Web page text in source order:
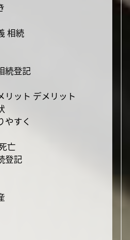
相続
続登記
リット デメリット
やすく
亡
登記